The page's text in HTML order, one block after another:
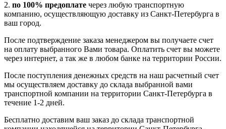
2. по 100% предоплате через любую транспортную
компанию, осуществляющую доставку из Санкт-Петербурга в
ваш город.
После подтверждение заказа менеджером вы получаете счет
на оплату выбранного Вами товара. Оплатить счет вы можете
через интернет, а так же в любом банке на территории России.
После поступления денежных средств на наш расчетный счет
мы осуществляем доставку до склада выбранной вами
транспортной компании на территории Санкт-Петербурга в
течение 1-2 дней.
Бесплатно доставим ваш заказ до склада транспортной